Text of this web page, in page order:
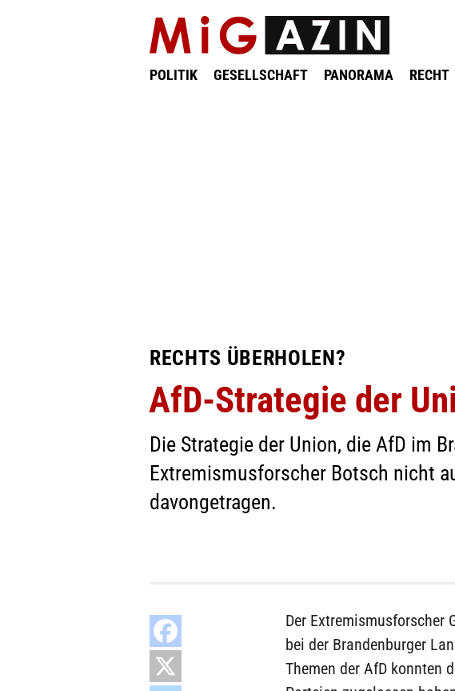
POLITIK GESELLSCHAFT PANORAMA RECHT
RECHTS ÜBERHOLEN?
AfD-Strategie der
Die Strategie der Union, die AfD im
Extremismusforscher Botsch nicht
davongetragen.
Der Extremismusforscher
bei der Brandenburger
Themen der AfD konnten